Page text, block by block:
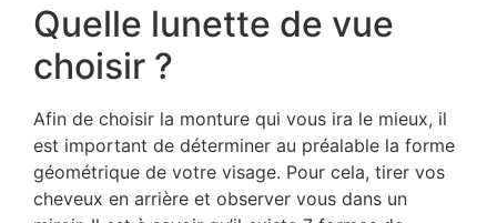
Quelle lunette de vue
choisir ?
Afin de choisir la monture qui vous ira le mieux, il
est important de déterminer au préalable la forme
géométrique de votre visage. Pour cela, tirer vos
cheveux en arrière et observer vous dans un